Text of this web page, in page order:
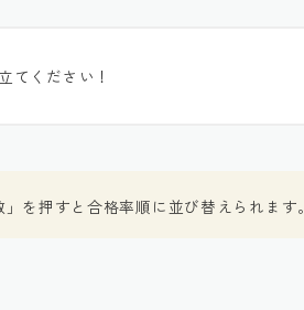
てください！
を押すと合格率順に並び替えられます。